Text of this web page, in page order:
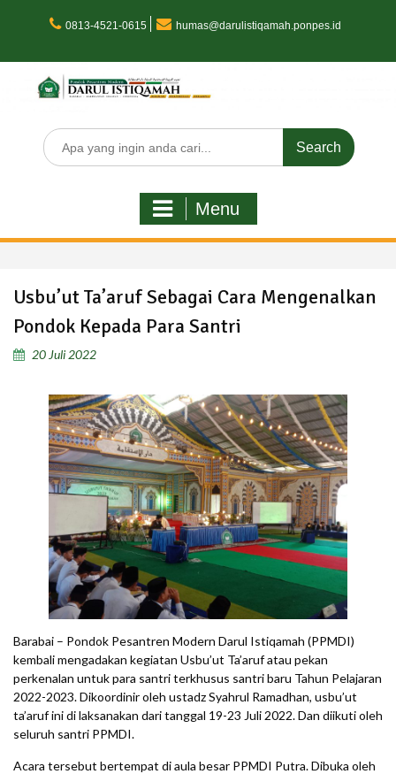
0813-4521-0615 humas@darulistiqamah.ponpes.id
Search
for:
Menu
Usbu’ut Ta’aruf Sebagai Cara Mengenalkan
Pondok Kepada Para Santri
20 Juli 2022
Barabai – Pondok Pesantren Modern Darul Istiqamah (PPMDI)
kembali mengadakan kegiatan Usbu’ut Ta’aruf atau pekan
perkenalan untuk para santri terkhusus santri baru Tahun Pelajaran
2022-2023. Dikoordinir oleh ustadz Syahrul Ramadhan, usbu’ut
ta’aruf ini di laksanakan dari tanggal 19-23 Juli 2022. Dan diikuti oleh
seluruh santri PPMDI.
Acara tersebut bertempat di aula besar PPMDI Putra. Dibuka oleh